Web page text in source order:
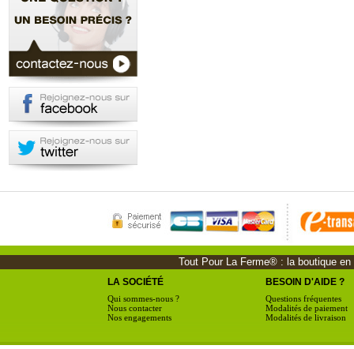
Tout Pour La Ferme® : la boutique
LA SOCIÉTÉ
Qui sommes-nous ?
Nous contacter
Nos engagements
BESOIN D'AIDE ?
Questions fréquentes
Modalités de paiement
Modalités de livraison